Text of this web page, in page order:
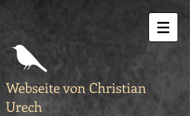
Webseite von Christian
Urech